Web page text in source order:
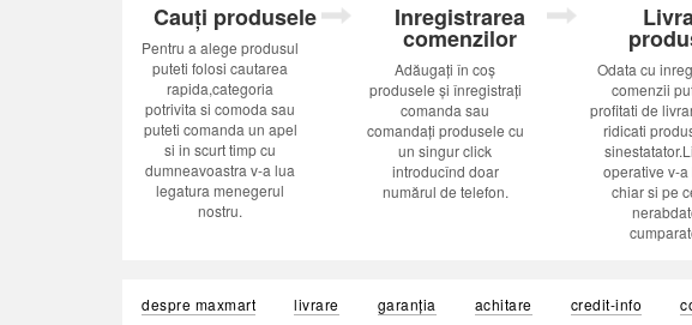
Cauți produsele
Pentru a alege produsul
puteti folosi cautarea
rapida,categoria
potrivita si comoda sau
puteti comanda un apel
si in scurt timp cu
dumneavoastra v-a lua
legatura menegerul
nostru.
Inregistrarea
comenzilor
Adăugați în coș
produsele și înregistrați
comanda sau
comandați produsele cu
un singur click
introducînd doar
numărul de telefon.
Odata cu
comenzii
profitati de
ridicati
operative v-a
chiar si pe
despre maxmart livrare garanția achitare credit-info